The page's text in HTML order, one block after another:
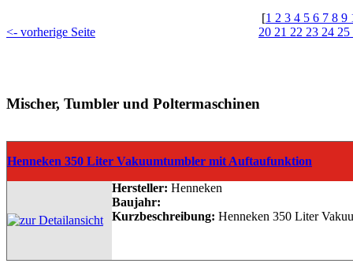
<- vorherige Seite
[1 2 3 4 5 6 7 8 9
20 21 22 23 24 25
Mischer, Tumbler und Poltermaschinen
Henneken 350 Liter Vakuumtumbler mit Auftaufunktion
Hersteller: Henneken
Baujahr:
Kurzbeschreibung: Henneken 350 Liter